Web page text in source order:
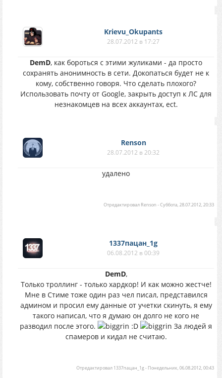
Krievu_Okupants
28.07.2012 в 17:27
DemD, как бороться с этими жуликами - да просто
сохранять анонимность в сети. Докопаться будет не к
кому, собственно говоря. Что сделать плохого?
Использовать почту от Google, закрыть доступ к ЛС для
незнакомцев на всех аккаунтах, ect.
Renson
28.07.2012 в 20:32
удалено
Отредактировал Renson -Суббота, 28.07.2012, 20:33
1337пацан_1g
06.08.2012 в 00:39
DemD,
Только троллинг - только хардкор! И как можно жестче!
Мне в Стиме тоже один раз чел писал, представился
админом и просил ему данные от учетки скинуть, я ему
такого написал, что я думаю он долго не кого не
разводил после этого.
:D
За людей я
спамеров и кидал не считаю.
Отредактировал 1337пацан_1g- Понедельник, 06.08.2012, 00:43